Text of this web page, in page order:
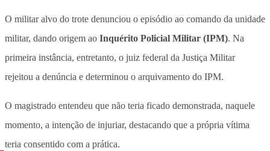
O militar alvo do trote denunciou o episódio ao comando da unidade
militar, dando origem ao Inquérito Policial Militar (IPM). Na
primeira instância, entretanto, o juiz federal da Justiça Militar
rejeitou a denúncia e determinou o arquivamento do IPM.
O magistrado entendeu que não teria ficado demonstrada, naquele
momento, a intenção de injuriar, destacando que a própria vítima
teria consentido com a prática.